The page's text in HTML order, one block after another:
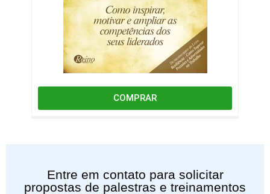
COMPRAR
Entre em contato para solicitar
propostas de palestras e treinamentos